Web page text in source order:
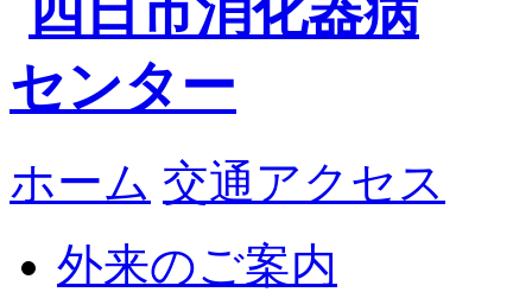
ホーム 交通アクセス
外来のご案内